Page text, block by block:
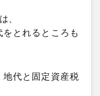
、
とれるところも
地代と固定資産税